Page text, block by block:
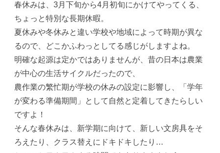
春休みは、3月下旬から4月初旬にかけてやってくる、
ちょっと特別な長期休暇。
夏休みや冬休みと違い学校や地域によって時期が異な
るので、どこかふわっとしてる感じがしますよね。
明確な起源は定かではありませんが、昔の日本は農業
が中心の生活サイクルだったので、
農作業の繁忙期が学校の休みの設定に影響し、「学年
が変わる準備期間」として自然と定着してきたらしい
ですよ！
そんな春休みは、新学期に向けて、新しい文房具をそ
ろえたり、クラス替えにドキドキしたり…